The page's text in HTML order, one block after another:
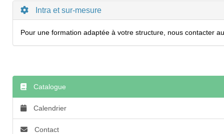
Intra et sur-mesure
Pour une formation adaptée à votre structure, nous contacter
Catalogue
Calendrier
Contact